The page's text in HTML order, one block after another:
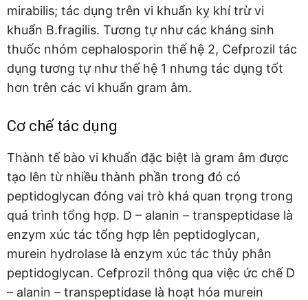
mirabilis; tác dụng trên vi khuẩn kỵ khí trừ vi
khuẩn B.fragilis. Tương tự như các kháng sinh
thuốc nhóm cephalosporin thế hệ 2, Cefprozil tác
dụng tương tự như thế hệ 1 nhưng tác dụng tốt
hơn trên các vi khuẩn gram âm.
Cơ chế tác dụng
Thành tế bào vi khuẩn đặc biệt là gram âm được
tạo lên từ nhiều thành phần trong đó có
peptidoglycan đóng vai trò khá quan trọng trong
quá trình tổng hợp. D – alanin – transpeptidase là
enzym xúc tác tổng hợp lên peptidoglycan,
murein hydrolase là enzym xúc tác thủy phân
peptidoglycan. Cefprozil thông qua việc ức chế D
– alanin – transpeptidase là hoạt hóa murein